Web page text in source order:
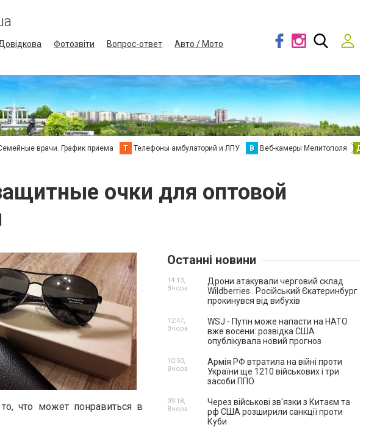
Фотозвіти Вопрос-ответ
Авто / Мото
врачи. График приема Т Телефоны амбулаторий и ЛПУ В Веб-камеры Мелитополя Д
очки для оптовой
что может понравиться в
Останні новини
Дрони атакували черговий склад
Wildberries . Російський Єкатеринбург
прокинувся від вибухів
14:13,
Вчора
WSJ - Путін може напасти на НАТО
вже восени: розвідка США
опублікувала новий прогноз
12:47,
Вчора
Армія РФ втратила на війні проти
України ще 1210 військових і три
засоби ППО
10:50,
Вчора
Через військові зв'язки з Китаєм та
рф США розширили санкції проти
Куби
09:18,
Вчора